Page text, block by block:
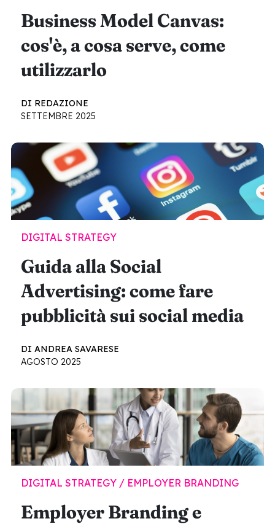
Business Model Canvas:
cos'è, a cosa serve, come
utilizzarlo
DI REDAZIONE
SETTEMBRE 2025
DIGITAL STRATEGY
Guida alla Social
Advertising: come fare
pubblicità sui social media
DI ANDREA SAVARESE
AGOSTO 2025
DIGITAL STRATEGY / EMPLOYER BRANDING
Employer Branding e